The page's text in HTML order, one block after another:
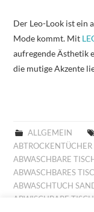
Der Leo-Look ist ein
Mode kommt. Mit
aufregende Ästhetik
die mutige Akzente
ALLGEMEIN
ABTROCKENTÜCHER
ABWASCHBARE
ABWASCHBARES
ABWASCHTUCH
ABWISCHBARE